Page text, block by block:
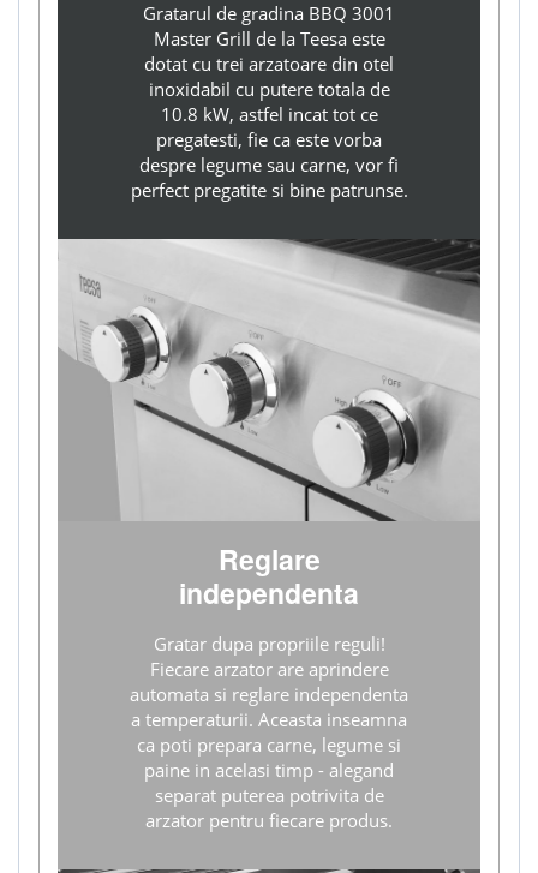
Gratarul de gradina BBQ 3001
Master Grill de la Teesa este
dotat cu trei arzatoare din otel
inoxidabil cu putere totala de
10.8 kW, astfel incat tot ce
pregatesti, fie ca este vorba
despre legume sau carne, vor fi
perfect pregatite si bine patrunse.
Reglare
independenta
Gratar dupa propriile reguli!
Fiecare arzator are aprindere
automata si reglare independenta
a temperaturii. Aceasta inseamna
ca poti prepara carne, legume si
paine in acelasi timp - alegand
separat puterea potrivita de
arzator pentru fiecare produs.